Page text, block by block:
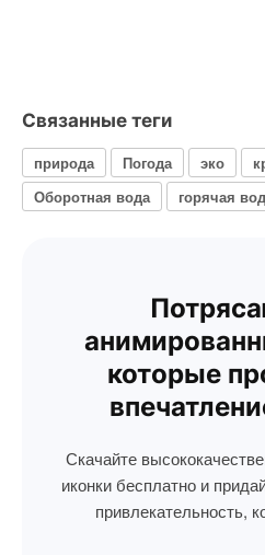
Связанные теги
природа Погода эко
Оборотная вода
горячая
которые
Скачайте
иконки бесплатно и
привлекательность,